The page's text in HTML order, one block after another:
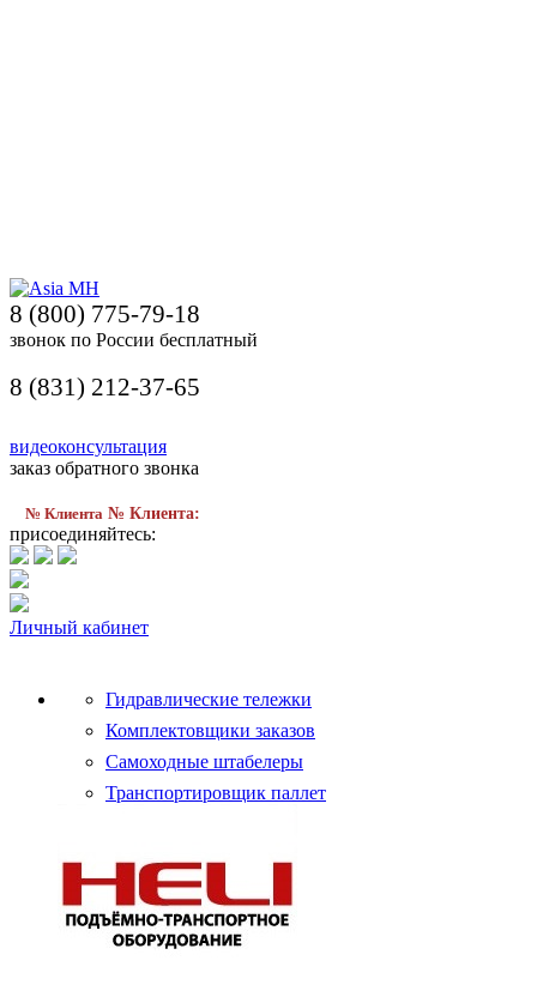
8 (800) 775-79-18
звонок по России бесплатный
8 (831) 212-37-65
видеоконсультация
заказ обратного звонка
№ Клиента № Клиента:
присоединяйтесь:
Личный кабинет
Гидравлические тележки
Комплектовщики заказов
Самоходные штабелеры
Транспортировщик паллет